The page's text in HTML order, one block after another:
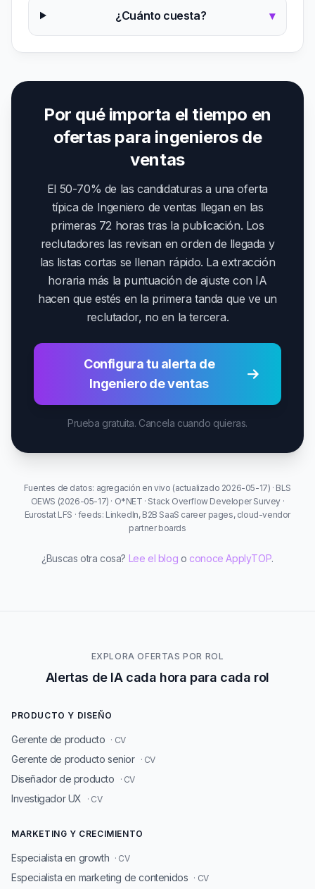
¿Cuánto cuesta? ▾
Por qué importa el tiempo en
ofertas para ingenieros de
ventas
El 50-70% de las candidaturas a una oferta
típica de Ingeniero de ventas llegan en las
primeras 72 horas tras la publicación. Los
reclutadores las revisan en orden de llegada y
las listas cortas se llenan rápido. La extracción
horaria más la puntuación de ajuste con IA
hacen que estés en la primera tanda que ve un
reclutador, no en la tercera.
Configura tu alerta de
Ingeniero de ventas
Prueba gratuita. Cancela cuando quieras.
Fuentes de datos: agregación en vivo (actualizado 2026-05-17) · BLS
OEWS (2026-05-17) · O*NET · Stack Overflow Developer Survey ·
Eurostat LFS · feeds: LinkedIn, B2B SaaS career pages, cloud-vendor
partner boards
¿Buscas otra cosa? Lee el blog o conoce ApplyTOP.
EXPLORA OFERTAS POR ROL
Alertas de IA cada hora para cada rol
PRODUCTO Y DISEÑO
Gerente de producto · CV
Gerente de producto senior · CV
Diseñador de producto · CV
Investigador UX · CV
MARKETING Y CRECIMIENTO
Especialista en growth · CV
Especialista en marketing de contenidos · CV